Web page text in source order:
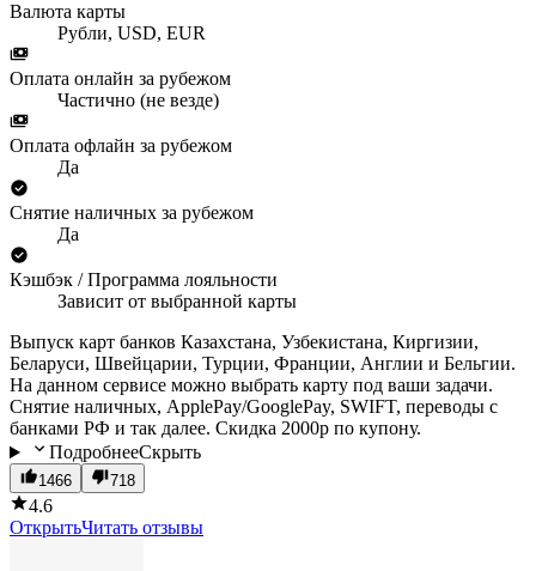
Валюта карты
Рубли, USD, EUR
Оплата онлайн за рубежом
Частично (не везде)
Оплата офлайн за рубежом
Да
Снятие наличных за рубежом
Да
Кэшбэк / Программа лояльности
Зависит от выбранной карты
Выпуск карт банков Казахстана, Узбекистана, Киргизии,
Беларуси, Швейцарии, Турции, Франции, Англии и Бельгии.
На данном сервисе можно выбрать карту под ваши задачи.
Снятие наличных, ApplePay/GooglePay, SWIFT, переводы с
банками РФ и так далее. Скидка 2000р по купону.
ПодробнееСкрыть
1466 718
4.6
ОткрытьЧитать отзывы